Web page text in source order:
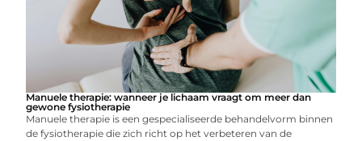
Manuele therapie: wanneer je lichaam vraagt om meer dan
gewone fysiotherapie
Manuele therapie is een gespecialiseerde behandelvorm binnen
de fysiotherapie die zich richt op het verbeteren van de